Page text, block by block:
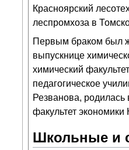
Красноярский
леспромхоза в
Первым браком был
выпускнице
химический
педагогическое
Резванова, родилась
факультет экономики
Школьные и